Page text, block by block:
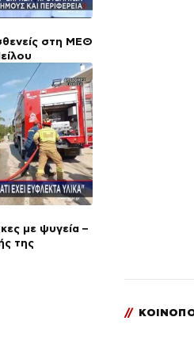
στη ΜΕΘ
με ψυγεία –
της
//